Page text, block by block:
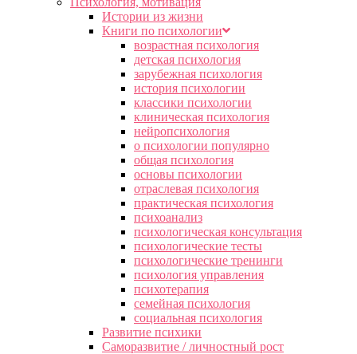
Истории из жизни
Книги по психологии
возрастная психология
детская психология
зарубежная психология
история психологии
классики психологии
клиническая психология
нейропсихология
о психологии популярно
общая психология
основы психологии
отраслевая психология
практическая психология
психоанализ
психологическая консультация
психологические тесты
психологические тренинги
психология управления
психотерапия
семейная психология
социальная психология
Развитие психики
Саморазвитие / личностный рост